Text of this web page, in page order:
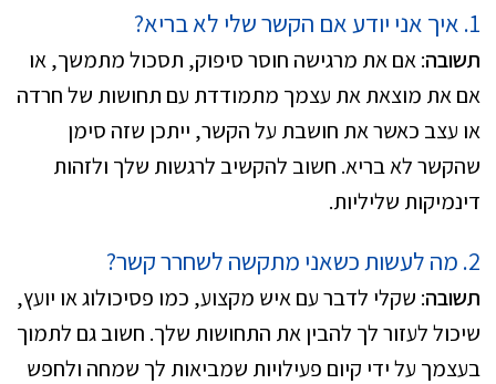
1. איך אני יודע אם הקשר שלי לא בריא?
תשובה: אם את מרגישה חוסר סיפוק, תסכול מתמשך, או
אם את מוצאת את עצמך מתמודדת עם תחושות של חרדה
או עצב כאשר את חושבת על הקשר, ייתכן שזה סימן
שהקשר לא בריא. חשוב להקשיב לרגשות שלך ולזהות
דינמיקות שליליות.
2. מה לעשות כשאני מתקשה לשחרר קשר?
תשובה: שקלי לדבר עם איש מקצוע, כמו פסיכולוג או יועץ,
שיכול לעזור לך להבין את התחושות שלך. חשוב גם לתמוך
בעצמך על ידי קיום פעילויות שמביאות לך שמחה ולחפש